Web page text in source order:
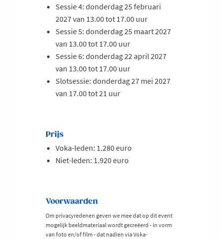
Sessie 4: donderdag 25 februari
2027 van 13.00 tot 17.00 uur
Sessie 5: donderdag 25 maart 2027
van 13.00 tot 17.00 uur
Sessie 6: donderdag 22 april 2027
van 13.00 tot 17.00 uur
Slotsessie: donderdag 27 mei 2027
van 17.00 tot 21 uur
Prijs
Voka-leden: 1.280 euro
Niet-leden: 1.920 euro
Voorwaarden
Om privacyredenen geven we mee dat op dit event
mogelijk beeldmateriaal wordt gecreëerd - in vorm
van foto en/of film - dat nadien via Voka-